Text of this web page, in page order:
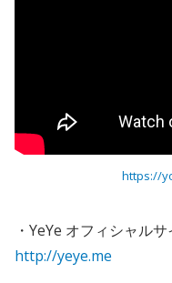
https://
・YeYe オフィシャルサ
http://yeye.me